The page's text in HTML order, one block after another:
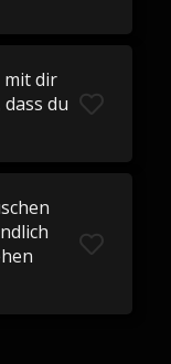
mit dir
du